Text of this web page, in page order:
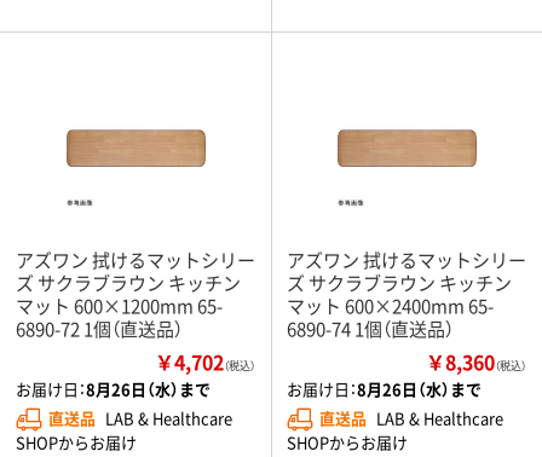
アズワン 拭けるマットシリー
ズ サクラブラウン キッチン
マット 600×1200mm 65-
6890-72 1個（直送品）
￥4,702（税込）
お届け日：8月26日（水）まで
直送品 LAB & Healthcare
SHOPからお届け
アズワン 拭けるマットシリー
ズ サクラブラウン キッチン
マット 600×2400mm 65-
6890-74 1個（直送品）
￥8,360（税込）
お届け日：8月26日（水）まで
直送品 LAB & Healthcare
SHOPからお届け